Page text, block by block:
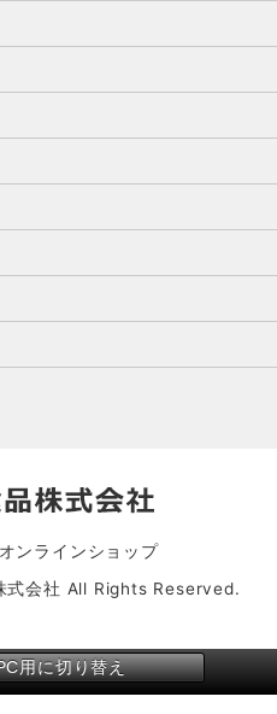
ンラインショップ
会社 All Rights Reserved.
用に切り替え